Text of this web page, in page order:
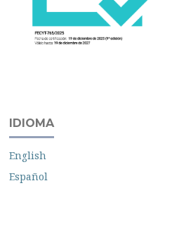
IDIOMA
English
Español